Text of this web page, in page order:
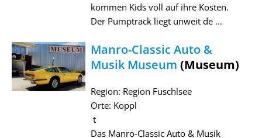
kommen Kids voll auf ihre Kosten.
Der Pumptrack liegt unweit de ...
Manro-Classic Auto &
Musik Museum (Museum)
Region: Region Fuschlsee
Orte: Koppl
t
Das Manro-Classic Auto & Musik